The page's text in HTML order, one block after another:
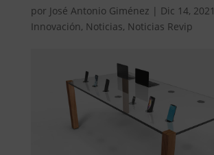
por José Antonio Giménez | Dic 14, 2021
Innovación, Noticias, Noticias Revip